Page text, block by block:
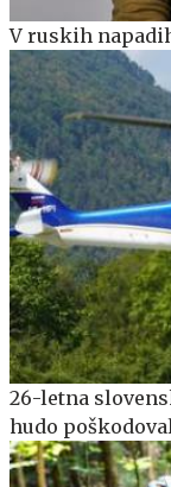
V ruskih
26-letna
hudo